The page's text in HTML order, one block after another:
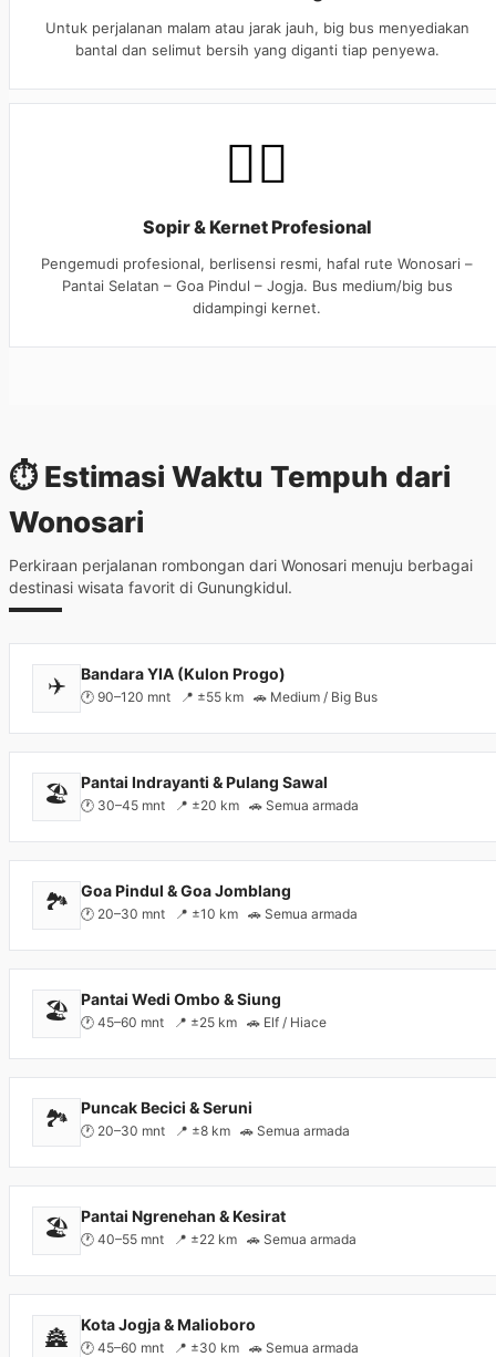
Untuk perjalanan malam atau jarak jauh, big bus menyediakan
bantal dan selimut bersih yang diganti tiap penyewa.
👨‍✈️
Sopir & Kernet Profesional
Pengemudi profesional, berlisensi resmi, hafal rute Wonosari –
Pantai Selatan – Goa Pindul – Jogja. Bus medium/big bus
didampingi kernet.
⏱️ Estimasi Waktu Tempuh dari
Wonosari
Perkiraan perjalanan rombongan dari Wonosari menuju berbagai
destinasi wisata favorit di Gunungkidul.
✈️ Bandara YIA (Kulon Progo)
🕐 90–120 mnt 📍 ±55 km 🚗 Medium / Big Bus
🏖️ Pantai Indrayanti & Pulang Sawal
🕐 30–45 mnt 📍 ±20 km 🚗 Semua armada
🏞️ Goa Pindul & Goa Jomblang
🕐 20–30 mnt 📍 ±10 km 🚗 Semua armada
🏖️ Pantai Wedi Ombo & Siung
🕐 45–60 mnt 📍 ±25 km 🚗 Elf / Hiace
🏞️ Puncak Becici & Seruni
🕐 20–30 mnt 📍 ±8 km 🚗 Semua armada
🏖️ Pantai Ngrenehan & Kesirat
🕐 40–55 mnt 📍 ±22 km 🚗 Semua armada
🏯
Kota Jogja & Malioboro
🕐 45–60 mnt 📍 ±30 km 🚗 Semua armada